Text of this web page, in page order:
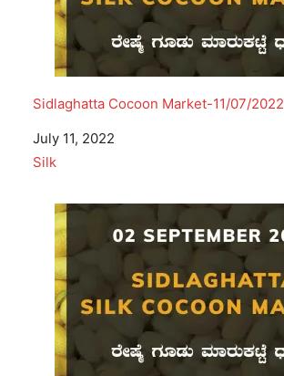
Sidlaghatta Cocoon Market-11/07/2022
Date
July 11, 2022
In relation to
Silk